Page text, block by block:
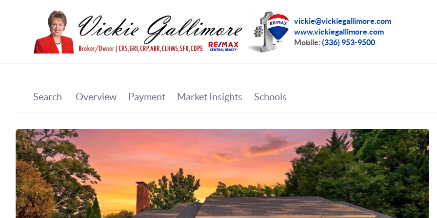
vickie@vickiegallimore.com
www.vickiegallimore.com
Mobile:(336) 953-9500